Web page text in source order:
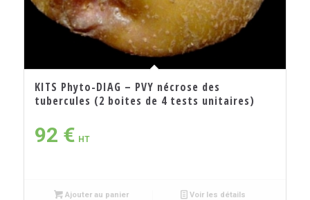
KITS Phyto-DIAG – PVY nécrose des
tubercules (2 boites de 4 tests unitaires)
92 € HT
Ajouter au panier Voir les détails